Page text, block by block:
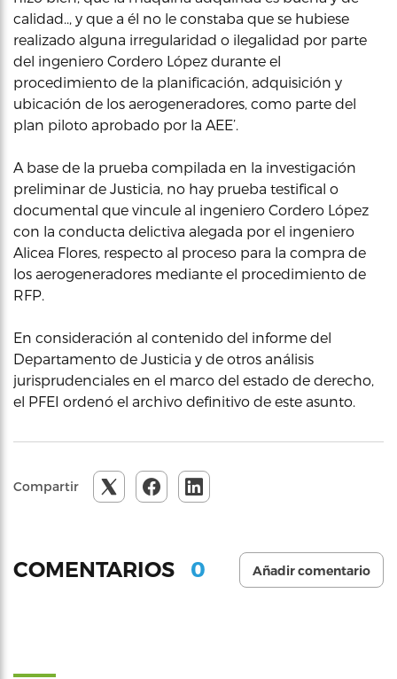
calidad.., y que a él no le constaba que se hubiese
realizado alguna irregularidad o ilegalidad por parte
del ingeniero Cordero López durante el
procedimiento de la planificación, adquisición y
ubicación de los aerogeneradores, como parte del
plan piloto aprobado por la AEE’.
A base de la prueba compilada en la investigación
preliminar de Justicia, no hay prueba testifical o
documental que vincule al ingeniero Cordero López
con la conducta delictiva alegada por el ingeniero
Alicea Flores, respecto al proceso para la compra de
los aerogeneradores mediante el procedimiento de
RFP.
En consideración al contenido del informe del
Departamento de Justicia y de otros análisis
jurisprudenciales en el marco del estado de derecho,
el PFEI ordenó el archivo definitivo de este asunto.
Compartir
COMENTARIOS 0 Añadir comentario